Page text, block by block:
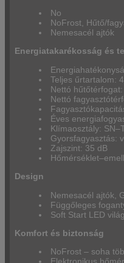
No
NoFrost, Hűtő/
Nemesacél ajtók
Energiatakarékosság és
Teljes űrtartalom:
Nettó hűtőtérfogat:
Nettó
Éves
Klímaosztály:
Gyorsfagyasztás:
Zajszint: 35 dB
Design
Nemesacél ajtók,
Függőleges
Soft Start LED
Komfort és biztonság
NoFrost – soha